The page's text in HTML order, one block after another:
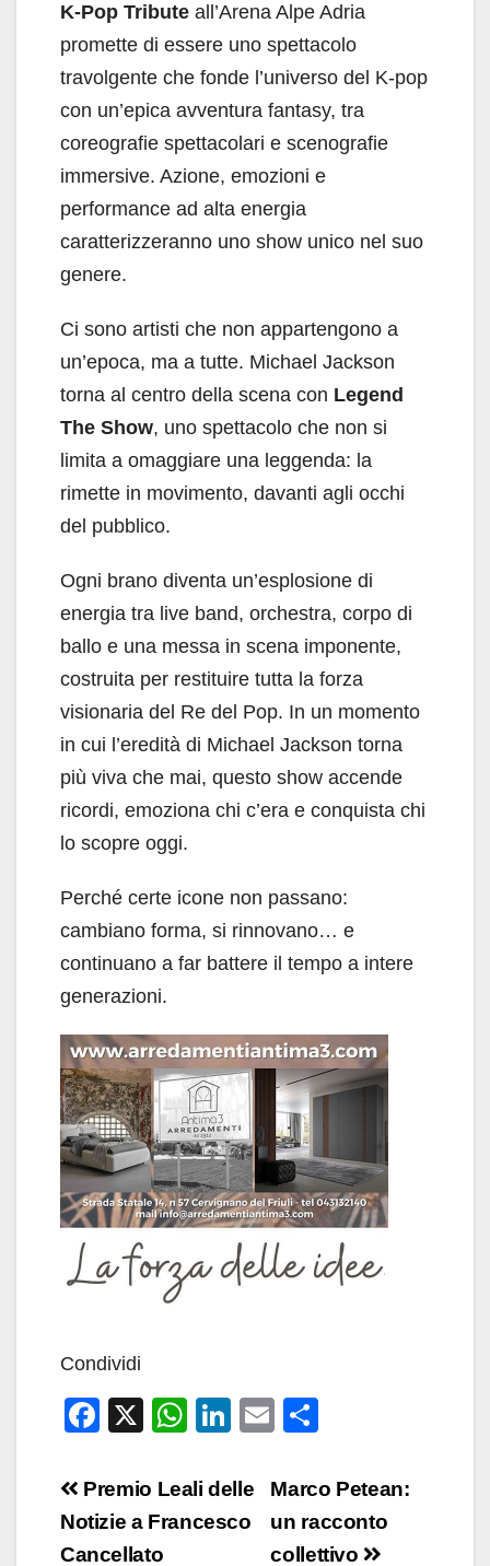
K-Pop Tribute all’Arena Alpe Adria
promette di essere uno spettacolo
travolgente che fonde l’universo del K-pop
con un’epica avventura fantasy, tra
coreografie spettacolari e scenografie
immersive. Azione, emozioni e
performance ad alta energia
caratterizzeranno uno show unico nel suo
genere.
Ci sono artisti che non appartengono a
un’epoca, ma a tutte. Michael Jackson
torna al centro della scena con Legend
The Show, uno spettacolo che non si
limita a omaggiare una leggenda: la
rimette in movimento, davanti agli occhi
del pubblico.
Ogni brano diventa un’esplosione di
energia tra live band, orchestra, corpo di
ballo e una messa in scena imponente,
costruita per restituire tutta la forza
visionaria del Re del Pop. In un momento
in cui l’eredità di Michael Jackson torna
più viva che mai, questo show accende
ricordi, emoziona chi c’era e conquista chi
lo scopre oggi.
Perché certe icone non passano:
cambiano forma, si rinnovano… e
continuano a far battere il tempo a intere
generazioni.
Condividi
F
c
e
b
X
W
at
s
Li
k
e
E
ail n
di
vi
Navigazione
articoli
Marco Petean:
un racconto
collettivo
Premio Leali delle
Notizie a Francesco
Cancellato